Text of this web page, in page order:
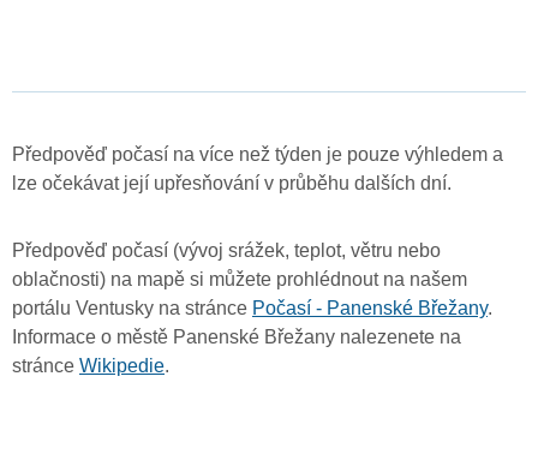
Předpověď počasí na více než týden je pouze výhledem a
lze očekávat její upřesňování v průběhu dalších dní.
Předpověď počasí (vývoj srážek, teplot, větru nebo
oblačnosti) na mapě si můžete prohlédnout na našem
portálu Ventusky na stránce Počasí - Panenské Břežany.
Informace o městě Panenské Břežany nalezenete na
stránce Wikipedie.